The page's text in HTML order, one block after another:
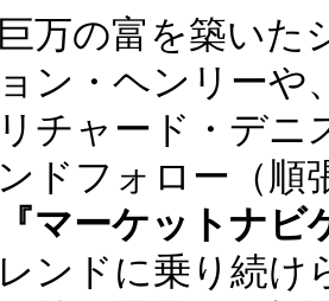
ダマシを抑え
順の人気インジ
巨万の富を築いた
ョン・ヘンリー
や、タートルズの